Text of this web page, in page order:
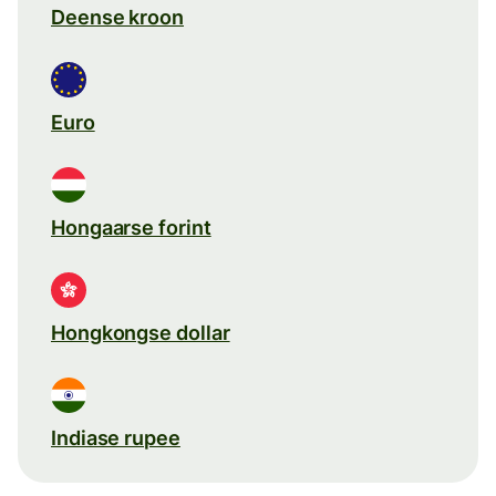
Deense kroon
Euro
Hongaarse forint
Hongkongse dollar
Indiase rupee